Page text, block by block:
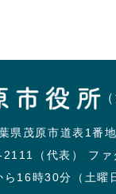
県茂原市道表1番地
（代表）
フ
ら16時30分（土曜